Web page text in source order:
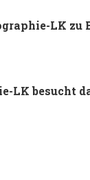
LK
LK besucht